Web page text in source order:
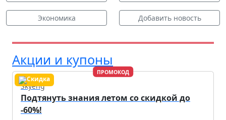
Экономика Добавить новость
Акции и купоны
ПРОМОКОД
Skyeng
Подтянуть знания летом со скидкой до
-60%!